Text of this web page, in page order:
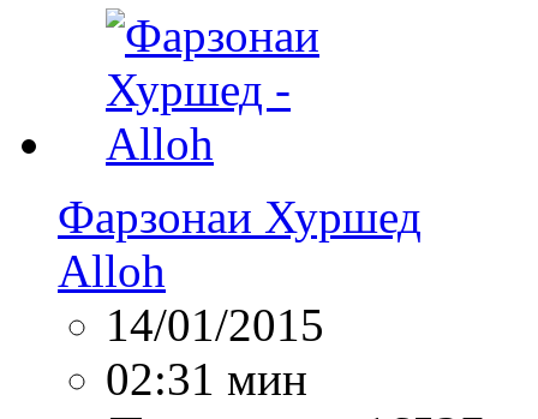
Фарзонаи Хуршед
Alloh
14/01/2015
02:31 мин